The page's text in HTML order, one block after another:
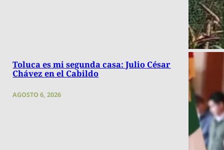
Toluca es mi segunda casa: Julio César
Chávez en el Cabildo
AGOSTO 6, 2026